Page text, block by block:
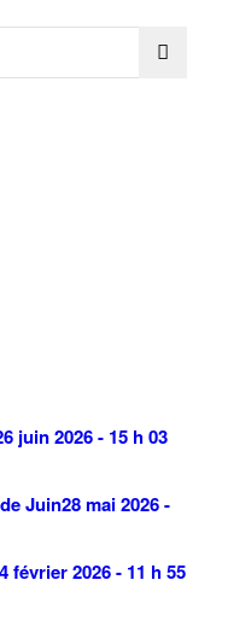
juin 2026 - 15 h 03
Juin28 mai 2026 -
février 2026 - 11 h 55